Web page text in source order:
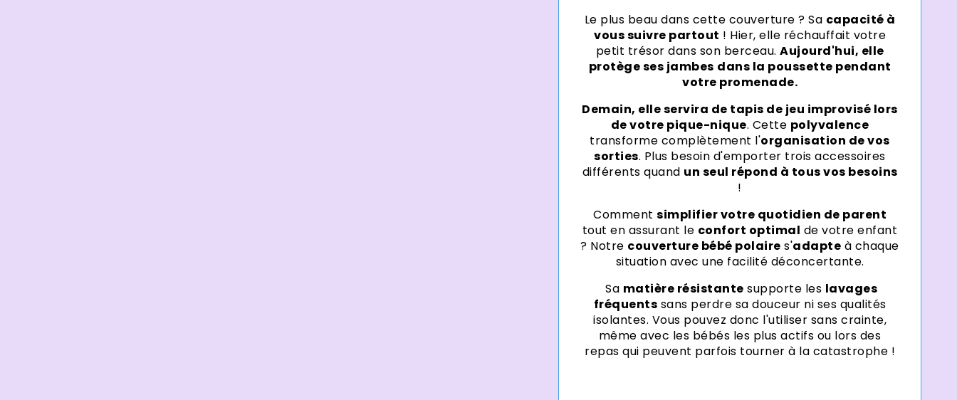
Le plus beau dans cette couverture ? Sa capacité à
vous suivre partout ! Hier, elle réchauffait votre
petit trésor dans son berceau.Aujourd'hui, elle
protège ses jambes dans la poussette pendant
votre promenade.
Demain, elle servira de tapis de jeu improvisé lors
de votre pique-nique. Cette polyvalence
transforme complètement l'organisation de vos
sorties. Plus besoin d'emporter trois accessoires
différents quand un seul répond à tous vos besoins
!
Commentsimplifier votre quotidien de parent
tout en assurant le confort optimal de votre enfant
? Notre couverture bébé polaire s'adapte à chaque
situation avec une facilité déconcertante.
Sa matière résistante supporte les lavages
fréquents sans perdre sa douceur ni ses qualités
isolantes. Vous pouvez donc l'utiliser sans crainte,
même avec les bébés les plus actifs ou lors des
repas qui peuvent parfois tourner à la catastrophe !